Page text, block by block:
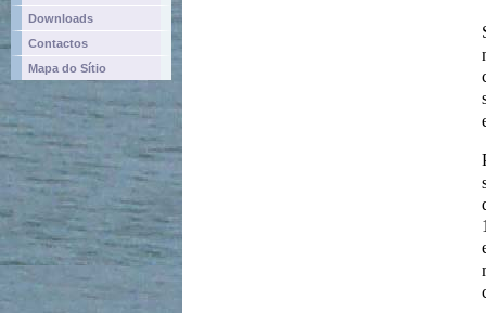
Downloads
Contactos
Mapa do Sítio